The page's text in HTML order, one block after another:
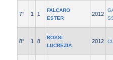
7° 1 1
FALCARO
ESTER
2012
8° 1 8
ROSSI
LUCREZIA
2012